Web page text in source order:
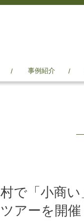
事例紹介
村で「小商い
ツアーを開催